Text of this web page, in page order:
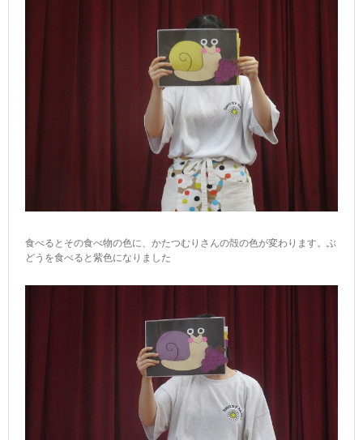
食べるとその食べ物の色に、かたつむりさんの殻の色が変わります。ぶ
どうを食べると紫色になりました